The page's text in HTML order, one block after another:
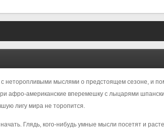
мыслями о предстоящем сезоне, и
афро-американские вперемешку с лыцарями
лигу мира не торопится.
Глядь, кого-нибудь умные мысли посетят и